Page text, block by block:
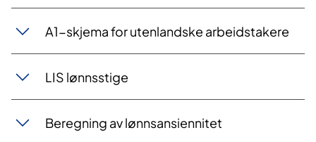
A1-skjema for utenlandske arbeidstakere
LIS lønn​sstige​
Beregning av lønnsansiennitet